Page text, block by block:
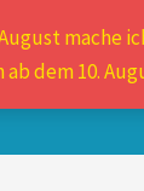
dem 10.Chopo